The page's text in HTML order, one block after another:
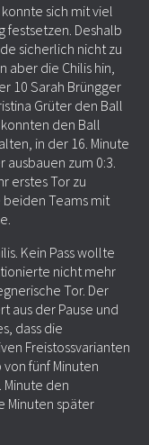
sich mit viel
festsetzen. Deshalb
sicherlich nicht zu
die Chilis hin,
10 Sarah Brüngger
Grüter den Ball
den Ball
in der 16. Minute
zum 0:3.
erstes Tor zu
Teams mit
Kein Pass wollte
nicht mehr
Tor. Der
aus der Pause und
dass die
Freistossvarianten
fünf Minuten
Minute den
Minuten später